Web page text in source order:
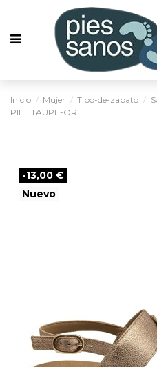
Inicio Mujer Tipo-de-zapato
PIEL TAUPE-OR
-13,00 €
Nuevo